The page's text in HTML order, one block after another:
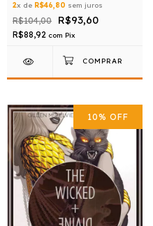
2x de R$46,80 sem juros
R$104,00 R$93,60
R$88,92 com Pix
10% OFF